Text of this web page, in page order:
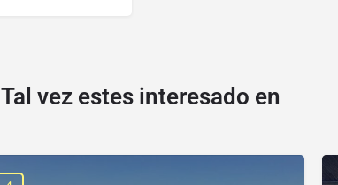
Tal vez estes interesado en